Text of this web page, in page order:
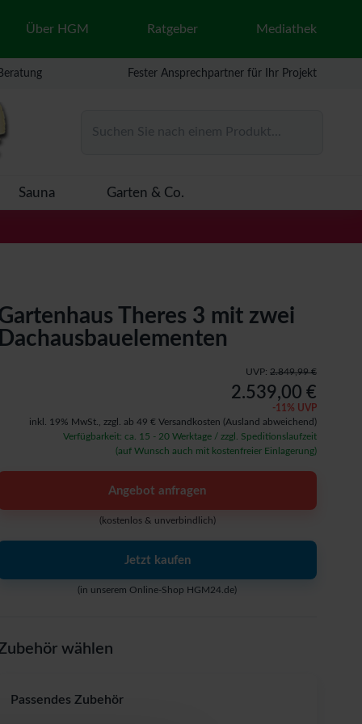
Über HGM Ratgeber Mediathek
Fester Ansprechpartner für Ihr Projekt
Suchen Sie nach einem Produkt...
Sauna Garten & Co.
Theres 3 mit zwei
Dachausbauelementen
UVP: 2.849,99 €
2.539,00 €
-11 % UVP
inkl. 19% MwSt., zzgl. ab 49 € Versandkosten (Ausland abweichend)
Verfügbarkeit: ca. 15 - 20 Werktage / zzgl. Speditionslaufzeit
(auf Wunsch auch mit kostenfreier Einlagerung)
Angebot anfragen
(kostenlos & unverbindlich)
Jetzt kaufen
(in unserem Online-Shop HGM24.de)
wählen
Passendes Zubehör